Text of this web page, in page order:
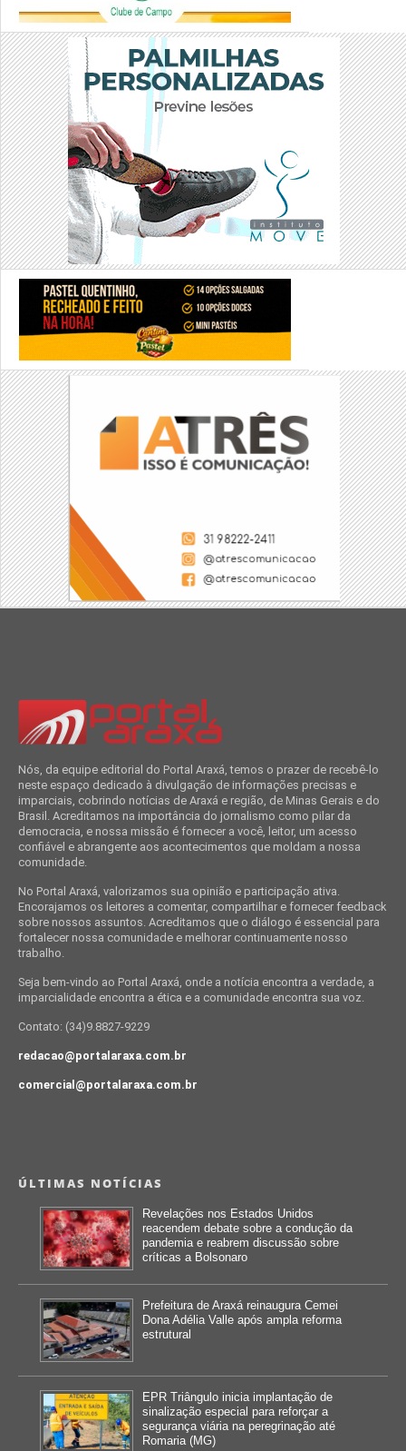
Nós, da equipe editorial do Portal Araxá, temos o prazer de recebê-lo
neste espaço dedicado à divulgação de informações precisas e
imparciais, cobrindo notícias de Araxá e região, de Minas Gerais e do
Brasil. Acreditamos na importância do jornalismo como pilar da
democracia, e nossa missão é fornecer a você, leitor, um acesso
confiável e abrangente aos acontecimentos que moldam a nossa
comunidade.
No Portal Araxá, valorizamos sua opinião e participação ativa.
Encorajamos os leitores a comentar, compartilhar e fornecer feedback
sobre nossos assuntos. Acreditamos que o diálogo é essencial para
fortalecer nossa comunidade e melhorar continuamente nosso
trabalho.
Seja bem-vindo ao Portal Araxá, onde a notícia encontra a verdade, a
imparcialidade encontra a ética e a comunidade encontra sua voz.
Contato: (34)9.8827-9229
redacao@portalaraxa.com.br
comercial@portalaraxa.com.br
ÚLTIMAS NOTÍCIAS
Revelações nos Estados Unidos
reacendem debate sobre a condução da
pandemia e reabrem discussão sobre
críticas a Bolsonaro
Prefeitura de Araxá reinaugura Cemei
Dona Adélia Valle após ampla reforma
estrutural
EPR Triângulo inicia implantação de
sinalização especial para reforçar a
segurança viária na peregrinação até
Romaria (MG)